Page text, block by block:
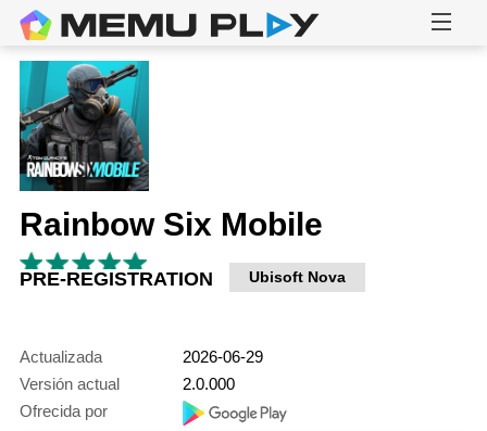
Rainbow Six Mobile
PRE-REGISTRATION Ubisoft Nova
Actualizada
2026-06-29
Versión actual
2.0.000
Ofrecida por